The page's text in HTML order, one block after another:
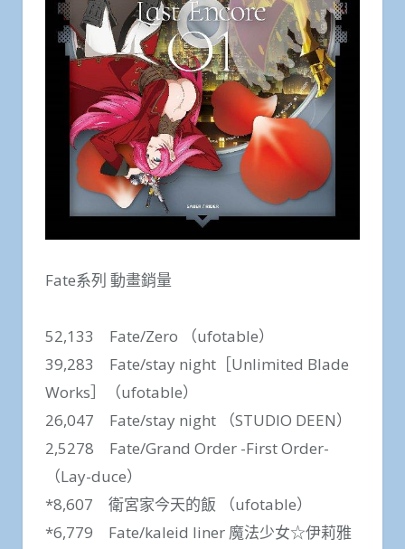
Fate系列 動畫銷量
52,133 Fate/Zero （ufotable）
39,283 Fate/stay night［Unlimited Blade
Works］（ufotable）
26,047 Fate/stay night （STUDIO DEEN）
2,5278 Fate/Grand Order -First Order-
（Lay-duce）
*8,607 衛宮家今天的飯 （ufotable）
*6,779 Fate/kaleid liner 魔法少女☆伊莉雅